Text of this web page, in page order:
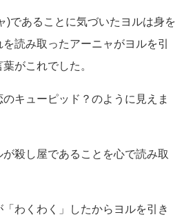
)であることに気づいたヨルは身を
読み取ったアーニャがヨルを引
がこれでした。
キューピッド？のように見えま
殺し屋であることを心で読み取
わくわく」したからヨルを引き